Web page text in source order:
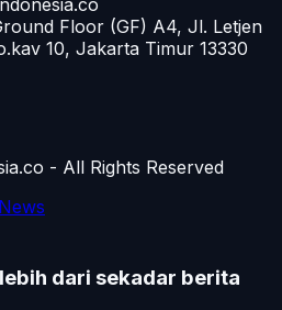
Floor (GF) A4, Jl. Letjen
10, Jakarta Timur 13330
- All Rights Reserved
dari sekadar berita